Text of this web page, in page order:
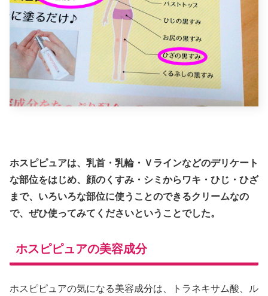
ホスピピュアは、乳首・乳輪・Ｖラインなどのデリケート
な部位をはじめ、顔のくすみ・シミからワキ・ひじ・ひざ
まで、いろいろな部位に使うことのできるクリームなの
で、ぜひ使ってみてくださいということでした。
ホスピピュアの美容成分
ホスピピュアの気になる美容成分は、トラネキサム酸、ル